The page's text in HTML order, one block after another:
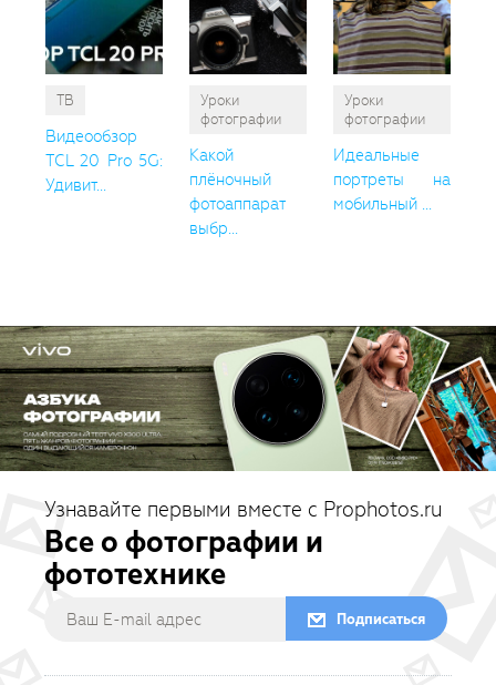
ТВ
Видеообзор
TCL 20 Pro 5G:
Удивит...
Уроки
фотографии
Какой
плёночный
фотоаппарат
выбр...
Уроки
фотографии
Идеальные
портреты на
мобильный ...
Узнавайте первыми вместе с Prophotos.ru
Все о фотографии и
фототехнике
Подписаться